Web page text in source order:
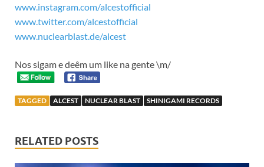
www.instagram.com/alcestofficial
www.twitter.com/alcestofficial
www.nuclearblast.de/alcest
Nos sigam e deêm um like na gente \m/
TAGGED ALCEST NUCLEAR BLAST SHINIGAMI RECORDS
RELATED POSTS